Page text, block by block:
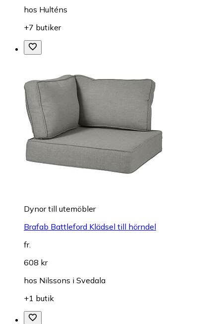
hos Hulténs
+7 butiker
Dynor till utemöbler
Brafab Battleford Klädsel till hörndel
fr.
608 kr
hos Nilssons i Svedala
+1 butik